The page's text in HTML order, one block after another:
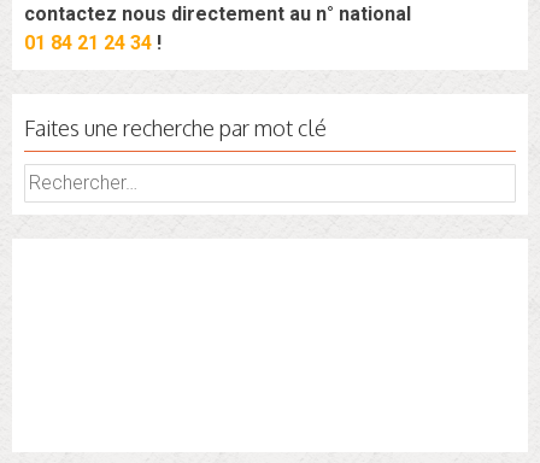
contactez nous directement au n° national
01 84 21 24 34 !
Faites une recherche par mot clé
Rechercher :